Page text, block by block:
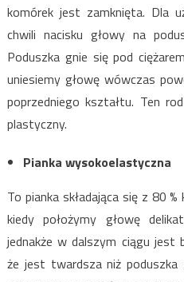
komórek jest zamknięta. Dla
chwili nacisku głowy na
Poduszka gnie się pod
uniesiemy głowę wówczas
poprzedniego kształtu. Ten
plastyczny.
Pianka wysokoelastyczna
To pianka składająca się z 80
kiedy położymy głowę
jednakże w dalszym ciągu jest
że jest twardsza niż